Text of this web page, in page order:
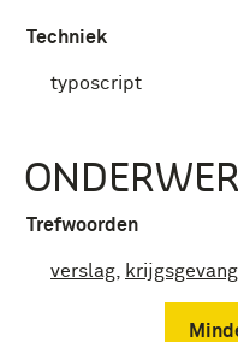
Techniek
typoscript
Trefwoorden
verslag